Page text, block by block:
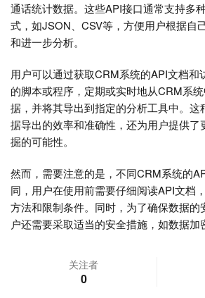
通话统计数据。这些API接口通常支持多
式，如JSON、CSV等，方便用户根据自
和进一步分析。
用户可以通过获取CRM系统的API文档和
的脚本或程序，定期或实时地从CRM系
据，并将其导出到指定的分析工具中。这
据导出的效率和准确性，还为用户提供了
掘的可能性。
然而，需要注意的是，不同CRM系统的
同，用户在使用前需要仔细阅读API文档
方法和限制条件。同时，为了确保数据的
户还需要采取适当的安全措施，如数据加
关注者
0